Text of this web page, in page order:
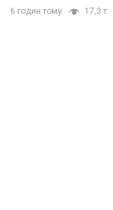
6 годин тому 17,3 т.